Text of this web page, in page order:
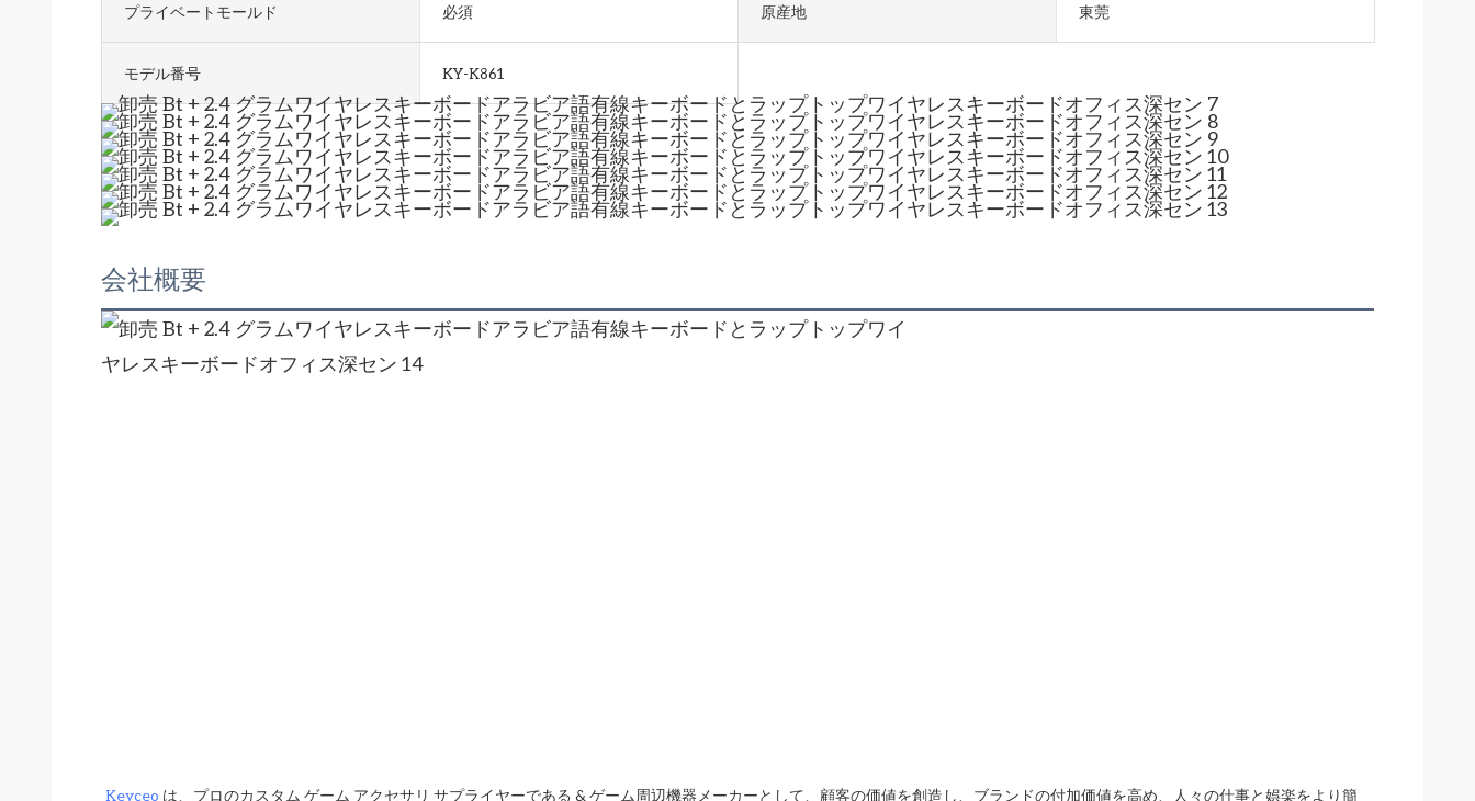
プライベートモールド 必須 原産地 東莞
モデル番号 KY-K861
会社概要
Keyceo は、プロのカスタム ゲーム アクセサリ サプライヤーである & ゲーム周辺機器メーカーとして、顧客の価値を創造し、ブランドの付加価値を高め、人々の仕事と娯楽をより簡